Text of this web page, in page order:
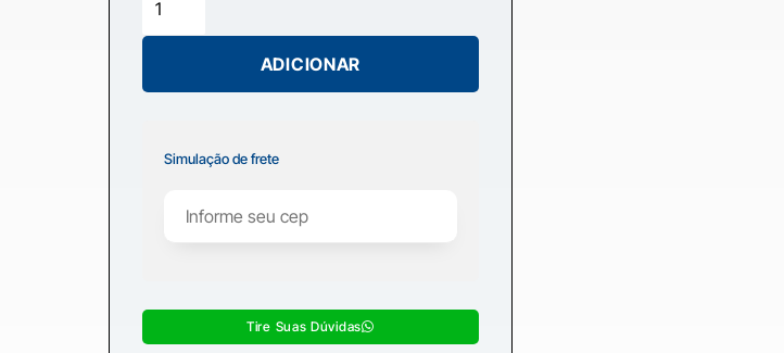
ADICIONAR
Simulação de frete
Tire Suas Dúvidas